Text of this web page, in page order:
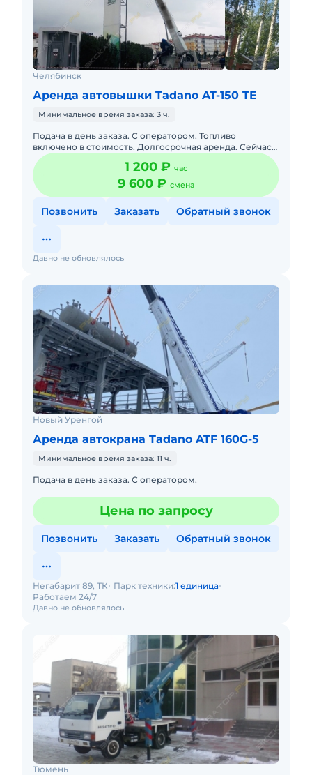
Челябинск
Аренда автовышки Tadano AT-150 TE
Минимальное время заказа: 3 ч.
Подача в день заказа. С оператором. Топливо
включено в стоимость. Долгосрочная аренда. Сейчас
свободна. Бесплатная доставка на место.
Краткосрочная аренда.1 200 ₽ час
9 600 ₽ смена
Позвонить Заказать Обратный звонок
Давно не обновлялось
Новый Уренгой
Аренда автокрана Tadano ATF 160G-5
Минимальное время заказа: 11 ч.
Подача в день заказа. С оператором.
Цена по запросу
Позвонить Заказать Обратный звонок
Давно не обновлялось
Негабарит 89, ТК Парк техники:1 единица
Работаем 24/7
Тюмень